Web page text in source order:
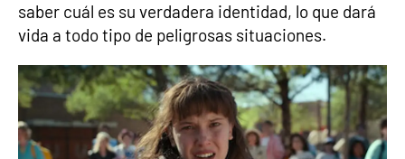
saber cuál es su verdadera identidad, lo que dará
vida a todo tipo de peligrosas situaciones.